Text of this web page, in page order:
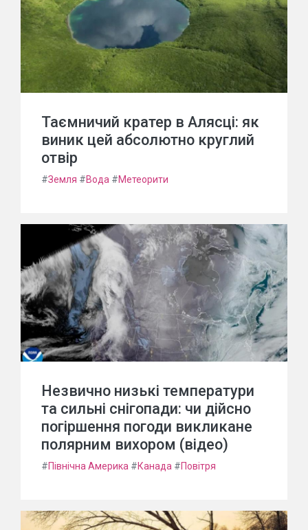
Таємничий кратер в Алясці: як
виник цей абсолютно круглий
отвір
#Земля #Вода #Метеорити
Незвично низькі температури
та сильні снігопади: чи дійсно
погіршення погоди викликане
полярним вихором (відео)
#Північна Америка #Канада #Повітря